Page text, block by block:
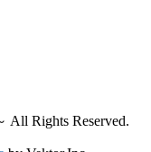
Rights Reserved.